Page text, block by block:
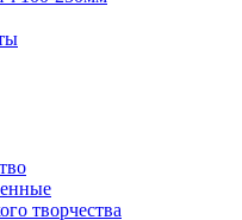
творчества